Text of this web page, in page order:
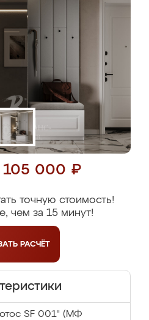
105 000 ₽
точную стоимость!
чем за 15 минут!
РАСЧЁТ
SF 001" (МФ